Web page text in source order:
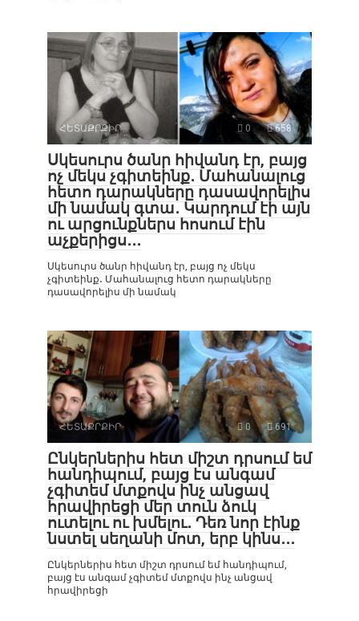
ՀԵՏԱՔՐՔԻՐ 0 658
Սկեսուրս ծանր հիվանդ էր, բայց
ոչ մեկս չգիտեինք․ Մահանալուց
հետո դարակները դասավորելիս
մի նամակ գտա․ Կարդում էի այն
ու արցունքներս հոսում էին
աչքերիցս․․․
Սկեսուրս ծանր հիվանդ էր, բայց ոչ մեկս
չգիտեինք․ Մահանալուց հետո դարակները
դասավորելիս մի նամակ
ՀԵՏԱՔՐՔԻՐ 0 691
Ընկերներիս հետ միշտ դրսում եմ
հանդիպում, բայց էս անգամ
չգիտեմ մտքովս ինչ անցավ
հրավիրեցի մեր տուն ձուկ
ուտելու ու խմելու․ Դեռ նոր էինք
նստել սեղանի մոտ, երբ կինս․․․
Ընկերներիս հետ միշտ դրսում եմ հանդիպում,
բայց էս անգամ չգիտեմ մտքովս ինչ անցավ
հրավիրեցի